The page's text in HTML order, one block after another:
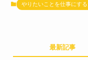
やりたいことを仕事にす
最新記事